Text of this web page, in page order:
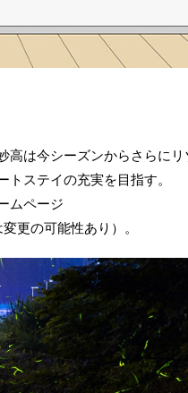
は今シーズンからさらにリ
ステイの充実を目指す。
ムページ
更の可能性あり）。